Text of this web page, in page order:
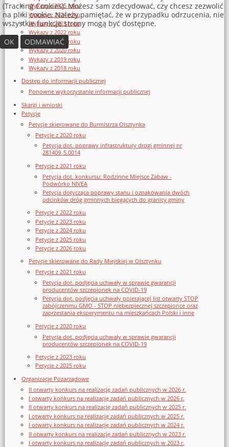
Wykazy z 2025 roku
Wykazy z 2024 roku
Wykazy z 2023 roku
Wykazy z 2022 roku
Wykazy z 2021 roku
Wykazy z 2020 roku
Wykazy z 2019 roku
Wykazy z 2018 roku
Dostęp do informacji publicznej
Ponowne wykorzystanie informacji publicznej
Skargi i wnioski
Petycje
Petycje skierowane do Burmistrza Olsztynka
Petycje z 2020 roku
Petycja dot. poprawy infrastruktury drogi gminnej nr
281409_5.0014
Petycje z 2021 roku
Petycja dot. konkursu: Rodzinne Miejsce Zabaw -
Podwórko NIVEA
Petycja dotycząca poprawy stanu i oznakowania dwóch
odcinków dróg gminnych biegących do granicy gminy
Petycje z 2022 roku
Petycje z 2023 roku
Petycje z 2024 roku
Petycje z 2025 roku
Petycje z 2026 roku
Petycje skierowane do Rady Miejskiej w Olsztynku
Petycje z 2021 roku
Petycja dot. podjęcia uchwały w sprawie gwarancji
producentów szczepionek na COVID-19
Petycja dot. podjęcia uchwały poierającej list otwarty STOP
zabójczenmu GMO - STOP niebezpiecznej szczepionce oraz
zaprzestania eksperymentu na mieszkańcach Polski i inne
Petycje z 2020 roku
Petycja dot. podjęcia uchwały w sprawie gwarancji
producentów szczepionek na COVID-19
Petycje z 2023 roku
Petycje z 2025 roku
Organizacje Pozarządowe
II otwarty konkurs na realizację zadań publicznych w 2026 r.
I otwarty konkurs na realizację zadań publicznych w 2026 r.
II otwarty konkurs na realizację zadań publicznych w 2025 r.
I otwarty konkurs na realizację zadań publicznych w 2025 r.
I otwarty konkurs na realizację zadań publicznych w 2024 r.
II otwarty konkurs na realizację zadań publicznych w 2023 r.
I otwarty konkurs na realizację zadań publicznych w 2023 r.
(Tracking Cookies). Możesz sam zdecydować, czy chcesz zezwolić
na pliki cookie. Należy pamiętać, że w przypadku odrzucenia, nie
wszystkie funkcje strony mogą być dostępne.
OK
ODMAWIAĆ